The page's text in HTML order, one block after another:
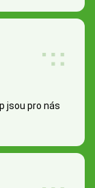
jsou pro nás